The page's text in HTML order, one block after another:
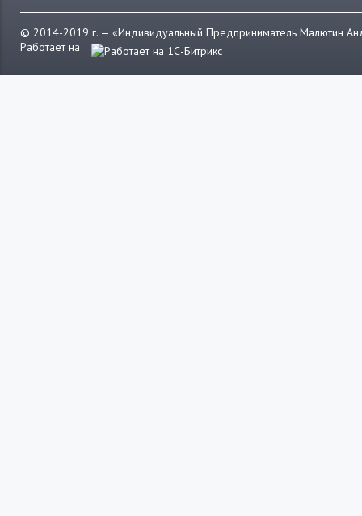
© 2014-2019 г. — «Индивидуальный Предприниматель Малютин
Работает на